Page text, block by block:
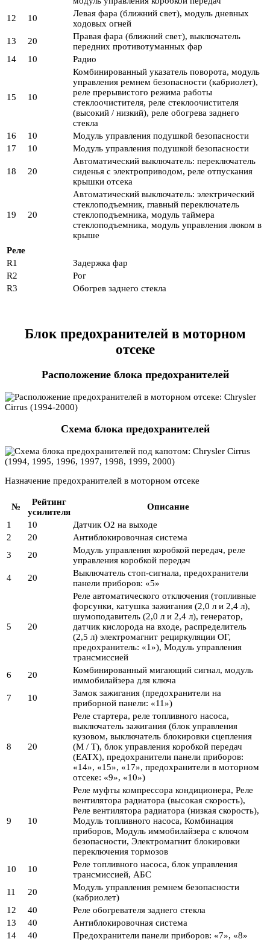
12
10
Левая фара (ближний свет), модуль дневных
ходовых огней
13
20
Правая фара (ближний свет), выключатель
передних противотуманных фар
14
10 Радио
15 10
Комбинированный указатель поворота, модуль
управления ремнем безопасности (кабриолет),
реле прерывистого режима работы
стеклоочистителя, реле стеклоочистителя
(высокий / низкий), реле обогрева заднего
стекла
16
10
Модуль управления подушкой безопасности
17
10 Модуль управления подушкой безопасности
18 20
Автоматический выключатель: переключатель
сиденья с электроприводом, реле отпускания
крышки отсека
19 20
Автоматический выключатель: электрический
стеклоподъемник, главный переключатель
стеклоподъемника, модуль таймера
стеклоподъемника, модуль управления люком в
крыше
Реле
R1
Задержка фар
R2
Рог
R3
Обогрев заднего стекла
Блок предохранителей в моторном
отсеке
Расположение блока предохранителей
Схема блока предохранителей
Назначение предохранителей в моторном отсеке
№
Рейтинг
усилителя
Описание
1
10
Датчик O2 на выходе
2
20
Антиблокировочная система
3
20
Модуль управления коробкой передач, реле
управления коробкой передач
4
20
Выключатель стоп-сигнала, предохранители
панели приборов: «5»
5 20
Реле автоматического отключения (топливные
форсунки, катушка зажигания (2,0 л и 2,4 л),
шумоподавитель (2,0 л и 2,4 л), генератор,
датчик кислорода на входе, распределитель
(2,5 л) электромагнит рециркуляции ОГ,
предохранитель: «1»), Модуль управления
трансмиссией
6
20
Комбинированный мигающий сигнал, модуль
иммобилайзера для ключа
7
10
Замок зажигания (предохранители на
приборной панели: «11»)
8 20
Реле стартера, реле топливного насоса,
выключатель зажигания (блок управления
кузовом, выключатель блокировки сцепления
(M / T), блок управления коробкой передач
(EATX), предохранители панели приборов:
«14», «15», «17», предохранители в моторном
отсеке: «9», «10»)
9 10
Реле муфты компрессора кондиционера, Реле
вентилятора радиатора (высокая скорость),
Реле вентилятора радиатора (низкая скорость),
Модуль топливного насоса, Комбинация
приборов, Модуль иммобилайзера с ключом
безопасности, Электромагнит блокировки
переключения тормозов
10
10
Реле топливного насоса, блок управления
трансмиссией, АБС
11
20
Модуль управления ремнем безопасности
(кабриолет)
12
40
Реле обогревателя заднего стекла
13
40
Антиблокировочная система
14
40 Предохранители панели приборов: «7», «8»